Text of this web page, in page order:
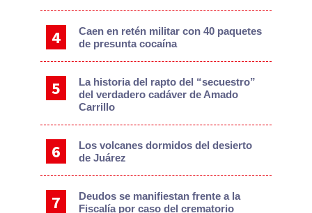
Caen en retén militar con 40 paquetes
de presunta cocaína
La historia del rapto del “secuestro”
del verdadero cadáver de Amado
Carrillo
Los volcanes dormidos del desierto
de Juárez
Deudos se manifiestan frente a la
Fiscalía por caso del crematorio